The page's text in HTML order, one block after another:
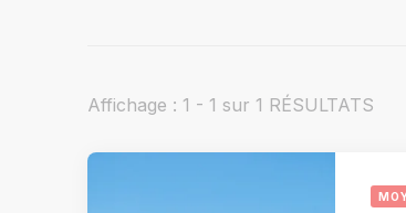
Affichage : 1 - 1 sur 1 RÉSULTATS